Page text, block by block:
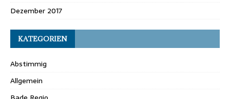
Dezember 2017
KATEGORIEN
Abstimmig
Allgemein